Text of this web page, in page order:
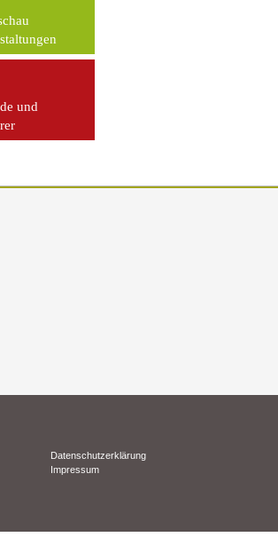
und
Datenschutzerklärung
Impressum